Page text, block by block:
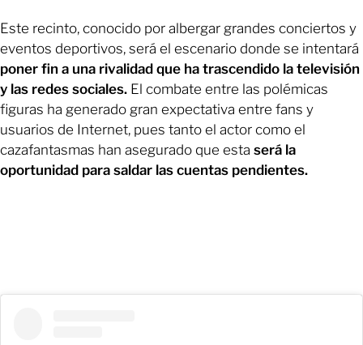
Este recinto, conocido por albergar grandes conciertos y
eventos deportivos, será el escenario donde se intentará
poner fin a una rivalidad que ha trascendido la televisión
y las redes sociales. El combate entre las polémicas
figuras ha generado gran expectativa entre fans y
usuarios de Internet, pues tanto el actor como el
cazafantasmas han asegurado que esta será la
oportunidad para saldar las cuentas pendientes.